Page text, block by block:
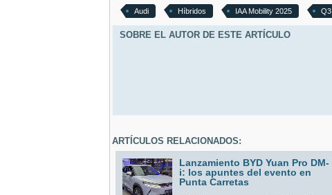
Audi Híbridos IAA Mobility 2025 Q3
SOBRE EL AUTOR DE ESTE ARTÍCULO
ARTÍCULOS RELACIONADOS:
Lanzamiento BYD Yuan Pro DM-
i: los apuntes del evento en
Punta Carretas